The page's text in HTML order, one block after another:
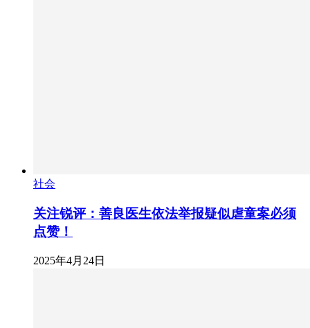
社会
关注锐评：善良医生依法举报疑似虐童案必须
点赞！
2025年4月24日